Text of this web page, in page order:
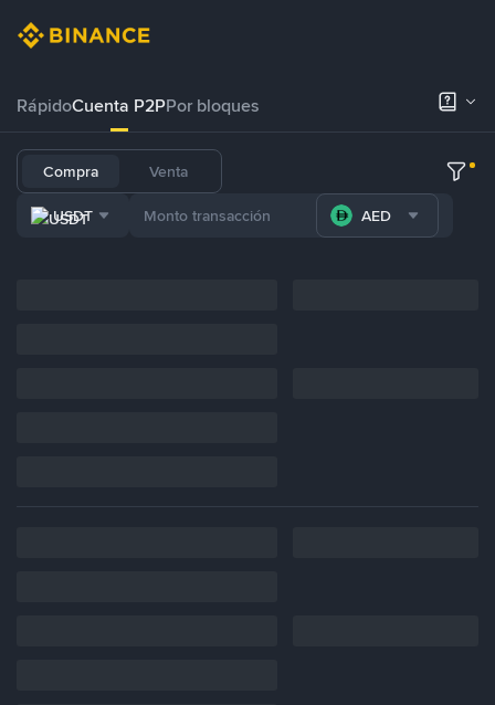
RápidoCuenta P2PPor bloques
Compra Venta
USDT AED